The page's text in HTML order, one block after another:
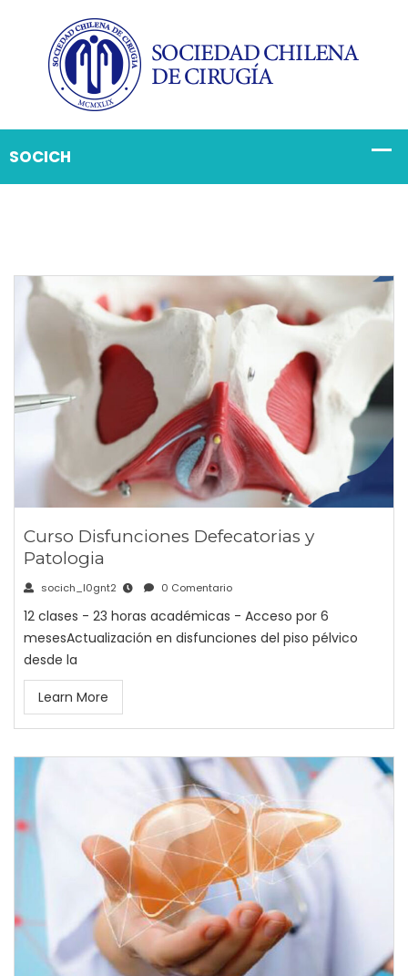
Curso Disfunciones Defecatorias y
Patologia
socich_l0gnt2 0 Comentario
12 clases - 23 horas académicas - Acceso por 6
mesesActualización en disfunciones del piso pélvico
desde la
Learn More